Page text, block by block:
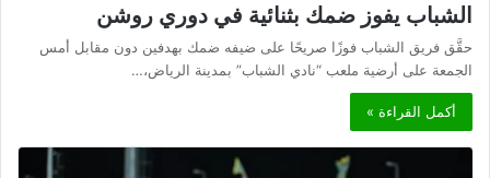
الشباب يفوز ضمك بثنائية في دوري روشن
حقَّق فريق الشباب فوزًا صريحًا على ضيفه ضمك بهدفين دون مقابل أمس
الجمعة على أرضية ملعب “نادي الشباب” بمدينة الرياض،…
أكمل القراءة »